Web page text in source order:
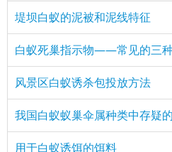
堤坝白蚁的泥被和泥线特征
白蚁死巢指示物——常见的三
风景区白蚁诱杀包投放方法
我国白蚁蚁巢伞属种类中存疑
用于白蚁诱饵的饵料